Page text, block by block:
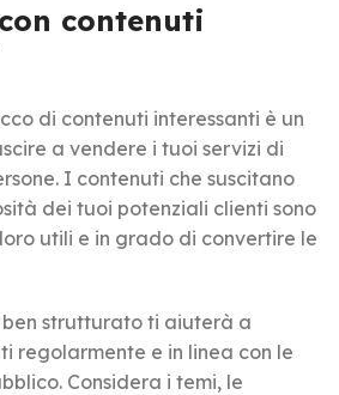
contenuti
di contenuti interessanti è un
a vendere i tuoi servizi di
I contenuti che suscitano
dei tuoi potenziali clienti sono
utili e in grado di convertire le
ben strutturato ti aiuterà a
regolarmente e in linea con le
Considera i temi, le